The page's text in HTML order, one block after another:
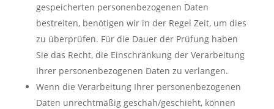
gespeicherten personenbezogenen Daten
bestreiten, benötigen wir in der Regel Zeit, um dies
zu überprüfen. Für die Dauer der Prüfung haben
Sie das Recht, die Einschränkung der Verarbeitung
Ihrer personenbezogenen Daten zu verlangen.
Wenn die Verarbeitung Ihrer personenbezogenen
Daten unrechtmäßig geschah/geschieht, können